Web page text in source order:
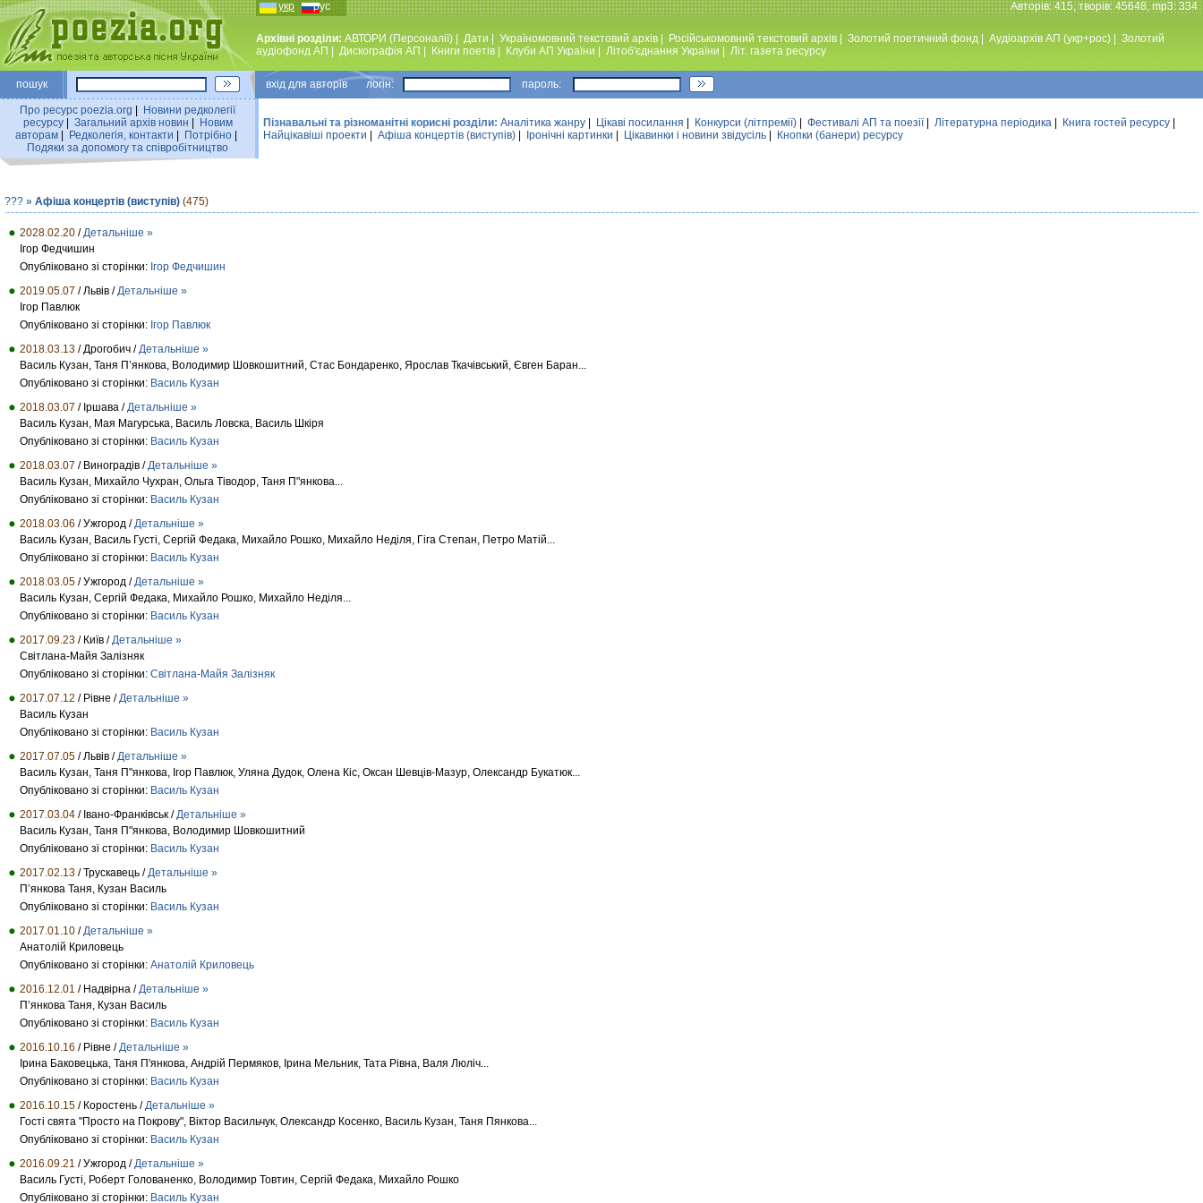
укр рус Авторiв: 415, творiв: 45648, mp3: 334
Архівні розділи: АВТОРИ (Персоналії) Дати Україномовний текстовий архiв Російськомовний текстовий архів Золотий поетичний фонд Аудiоархiв АП (укр+рос)
Золотий
аудiофонд АП
Дискографiя АП Книги поетiв Клуби АП України Лiтоб'єднання України Лiт. газета ресурсу
пошук вхiд для авторiв логін: пароль:
Про ресурс poezia.org
Новини редколегiї
ресурсу| Загальний архiв новин
Новим
авторам
Редколегiя, контакти Потрiбно
Подяки за допомогу та співробітництво
Пізнавальні та різноманітні корисні розділи: Аналiтика жанру Цікаві посилання Конкурси (лiтпремiї) Фестивалi АП та поезiї| Літературна періодика Книга гостей ресурсу
Найцiкавiшi проекти
Афіша концертів (виступів) Iронiчнi картинки Цікавинки і новини звідусіль Кнопки (банери) ресурсу
??? » Афіша концертів (виступів) (475)
2028.02.20 /Детальніше »
Ігор Федчишин
Опубліковано зі сторінки: Ігор Федчишин
2019.05.07 / Львів /Детальніше »
Ігор Павлюк
Опубліковано зі сторінки: Ігор Павлюк
2018.03.13 / Дрогобич /Детальніше »
Василь Кузан, Таня П’янкова, Володимир Шовкошитний, Стас Бондаренко, Ярослав Ткачівський, Євген Баран...
Опубліковано зі сторінки: Василь Кузан
2018.03.07 / Іршава /Детальніше »
Василь Кузан, Мая Магурська, Василь Ловска, Василь Шкіря
Опубліковано зі сторінки: Василь Кузан
2018.03.07 / Виноградів /Детальніше »
Василь Кузан, Михайло Чухран, Ольга Тіводор, Таня П"янкова...
Опубліковано зі сторінки: Василь Кузан
2018.03.06 / Ужгород /Детальніше »
Василь Кузан, Василь Густі, Сергій Федака, Михайло Рошко, Михайло Неділя, Гіга Степан, Петро Матій...
Опубліковано зі сторінки: Василь Кузан
2018.03.05 / Ужгород /Детальніше »
Василь Кузан, Сергій Федака, Михайло Рошко, Михайло Неділя...
Опубліковано зі сторінки: Василь Кузан
2017.09.23 / Київ /Детальніше »
Світлана-Майя Залізняк
Опубліковано зі сторінки: Свiтлана-Майя Залiзняк
2017.07.12 / Рівне /Детальніше »
Василь Кузан
Опубліковано зі сторінки: Василь Кузан
2017.07.05 / Львів /Детальніше »
Василь Кузан, Таня П"янкова, Ігор Павлюк, Уляна Дудок, Олена Кіс, Оксан Шевців-Мазур, Олександр Букатюк...
Опубліковано зі сторінки: Василь Кузан
2017.03.04 / Івано-Франківськ /Детальніше »
Василь Кузан, Таня П"янкова, Володимир Шовкошитний
Опубліковано зі сторінки: Василь Кузан
2017.02.13 / Трускавець /Детальніше »
П’янкова Таня, Кузан Василь
Опубліковано зі сторінки: Василь Кузан
2017.01.10 /Детальніше »
Анатолій Криловець
Опубліковано зі сторінки: Анатолій Криловець
2016.12.01 / Надвірна /Детальніше »
П’янкова Таня, Кузан Василь
Опубліковано зі сторінки: Василь Кузан
2016.10.16 / Рівне /Детальніше »
Ірина Баковецька, Таня П'янкова, Андрій Пермяков, Ірина Мельник, Тата Рівна, Валя Люліч...
Опубліковано зі сторінки: Василь Кузан
2016.10.15 / Коростень /Детальніше »
Гості свята "Просто на Покрову", Віктор Васильчук, Олександр Косенко, Василь Кузан, Таня Пянкова...
Опубліковано зі сторінки: Василь Кузан
2016.09.21 / Ужгород /Детальніше »
Василь Густі, Роберт Голованенко, Володимир Товтин, Сергій Федака, Михайло Рошко
Опубліковано зі сторінки: Василь Кузан